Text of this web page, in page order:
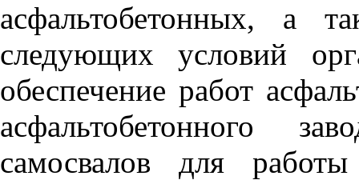
асфальтобетонных, а
следующих условий
обеспечение работ
асфальтобетонного
самосвалов для